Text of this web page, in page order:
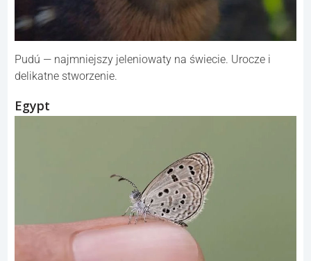
Pudú — najmniejszy jeleniowaty na świecie. Urocze i
delikatne stworzenie.
Egypt